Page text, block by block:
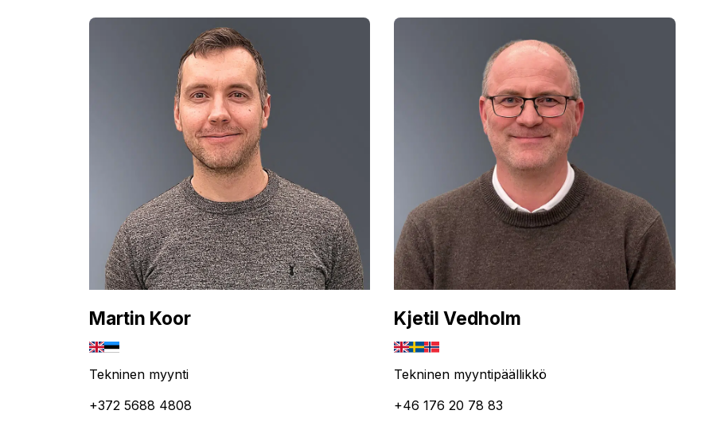
Martin Koor
Tekninen myynti
+372 5688 4808
Kjetil Vedholm
Tekninen myyntipäällikkö
+46 176 20 78 83